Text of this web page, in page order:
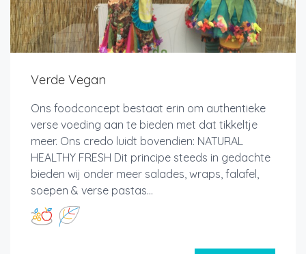
Verde Vegan
Ons foodconcept bestaat erin om authentieke
verse voeding aan te bieden met dat tikkeltje
meer. Ons credo luidt bovendien: NATURAL
HEALTHY FRESH Dit principe steeds in gedachte
bieden wij onder meer salades, wraps, falafel,
soepen & verse pastas...